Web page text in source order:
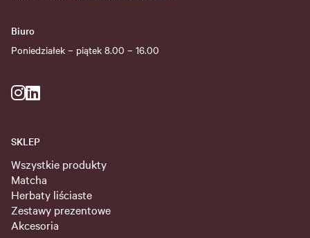
Biuro
Poniedziałek – piątek 8.00 – 16.00
SKLEP
Wszystkie produkty
Matcha
Herbaty liściaste
Zestawy prezentowe
Akcesoria